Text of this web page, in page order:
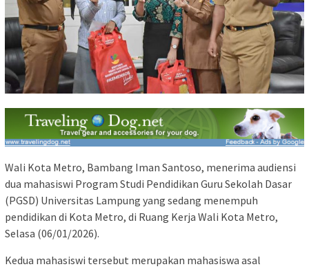
Wali Kota Metro, Bambang Iman Santoso, menerima audiensi
dua mahasiswi Program Studi Pendidikan Guru Sekolah Dasar
(PGSD) Universitas Lampung yang sedang menempuh
pendidikan di Kota Metro, di Ruang Kerja Wali Kota Metro,
Selasa (06/01/2026).
Kedua mahasiswi tersebut merupakan mahasiswa asal